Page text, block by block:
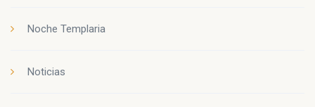
Noche Templaria
Noticias